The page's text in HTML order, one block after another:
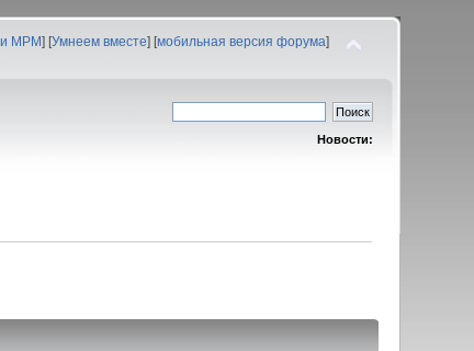
МРМ] [Умнеем вместе] [мобильная версия форума]
Новости: